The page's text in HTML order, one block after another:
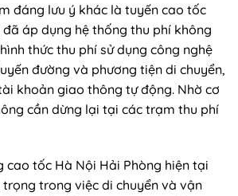
đáng lưu ý khác là tuyến cao tốc
áp dụng hệ thống thu phí không
thức thu phí sử dụng công nghệ
đường và phương tiện di chuyển,
khoản giao thông tự động. Nhờ cơ
cần dừng lại tại các trạm thu phí
cao tốc Hà Nội Hải Phòng hiện tại
trong việc di chuyển và vận